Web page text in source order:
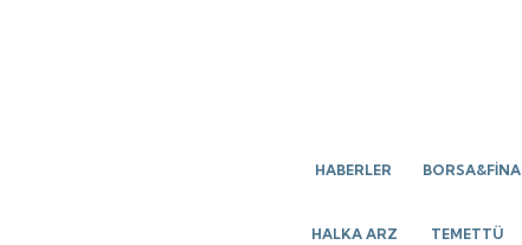
HABERLER
HALKA ARZ
TEMETTÜ